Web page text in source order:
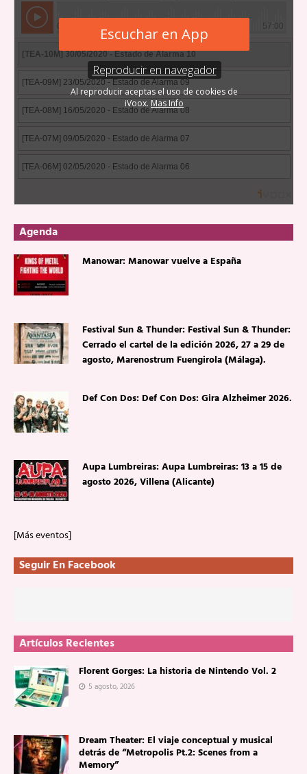
Agenda
Manowar: Manowar vuelve a España
Festival Sun & Thunder: Festival Sun & Thunder:
Cerrado el cartel de la edición 2026, 27 a 29 de
agosto, Marenostrum Fuengirola (Málaga).
Def Con Dos: Def Con Dos: Gira Alzheimer 2026.
Aupa Lumbreiras: Aupa Lumbreiras: 13 a 15 de
agosto 2026, Villena (Alicante)
[Más eventos]
Seguir En Facebook
Artículos Recientes
Florent Gorges: La historia de Nintendo Vol. 2
5 agosto, 2026
Dream Theater: El viaje conceptual y musical
detrás de “Metropolis Pt.2: Scenes from a
Memory”